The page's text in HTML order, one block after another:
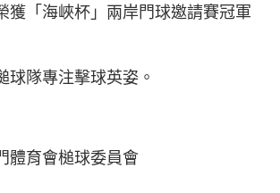
獲「海峽杯」兩岸門球邀請賽冠軍
球隊專注擊球英姿。
體育會槌球委員會